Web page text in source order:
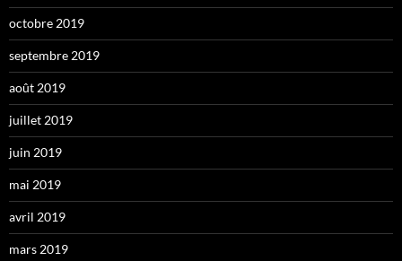
octobre 2019
septembre 2019
août 2019
juillet 2019
juin 2019
mai 2019
avril 2019
mars 2019